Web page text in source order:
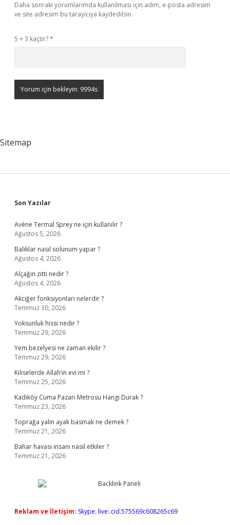
Daha sonraki yorumlarımda kullanılması için adım, e-posta adresim
ve site adresim bu tarayıcıya kaydedilsin.
5 + 3 kaçtır?*
Sitemap
Sidebar
Son Yazılar
Avène Termal Sprey ne için kullanılır ?
Ağustos 5, 2026
Balıklar nasıl solunum yapar ?
Ağustos 4, 2026
Alçağın zıttı nedir ?
Ağustos 4, 2026
Akciğer fonksiyonları nelerdir ?
Temmuz 30, 2026
Yoksunluk hissi nedir ?
Temmuz 29, 2026
Yem bezelyesi ne zaman ekilir ?
Temmuz 29, 2026
Kiliselerde Allah’ın evi mi ?
Temmuz 25, 2026
Kadıköy Cuma Pazarı Metrosu Hangi Durak ?
Temmuz 23, 2026
Toprağa yalın ayak basmak ne demek ?
Temmuz 21, 2026
Bahar havası insanı nasıl etkiler ?
Temmuz 21, 2026
Reklam ve İletişim: Skype: live:.cid.575569c608265c69